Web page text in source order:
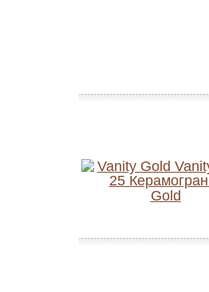
Gold